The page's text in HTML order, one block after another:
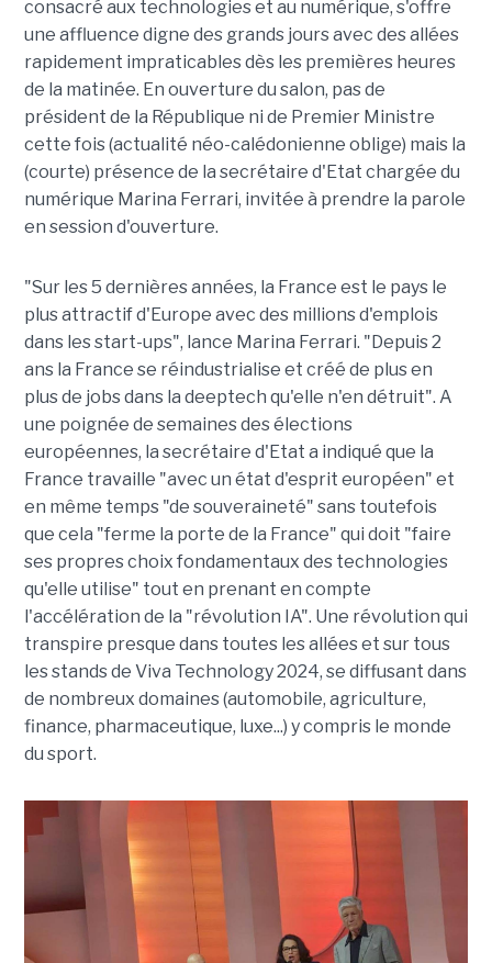
consacré aux technologies et au numérique, s'offre
une affluence digne des grands jours avec des allées
rapidement impraticables dès les premières heures
de la matinée. En ouverture du salon, pas de
président de la République ni de Premier Ministre
cette fois (actualité néo-calédonienne oblige) mais la
(courte) présence de la secrétaire d'Etat chargée du
numérique Marina Ferrari, invitée à prendre la parole
en session d'ouverture.
"Sur les 5 dernières années, la France est le pays le
plus attractif d'Europe avec des millions d'emplois
dans les start-ups", lance Marina Ferrari. "Depuis 2
ans la France se réindustrialise et créé de plus en
plus de jobs dans la deeptech qu'elle n'en détruit". A
une poignée de semaines des élections
européennes, la secrétaire d'Etat a indiqué que la
France travaille "avec un état d'esprit européen" et
en même temps "de souveraineté" sans toutefois
que cela "ferme la porte de la France" qui doit "faire
ses propres choix fondamentaux des technologies
qu'elle utilise" tout en prenant en compte
l'accélération de la "révolution IA". Une révolution qui
transpire presque dans toutes les allées et sur tous
les stands de Viva Technology 2024, se diffusant dans
de nombreux domaines (automobile, agriculture,
finance, pharmaceutique, luxe...) y compris le monde
du sport.